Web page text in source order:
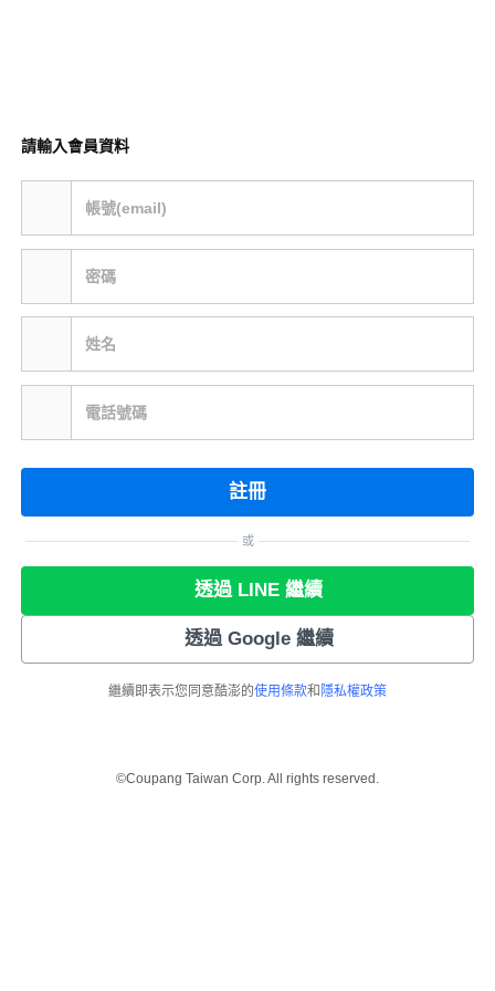
請輸入會員資料
帳號(email)
密碼
姓名
電話號碼
註冊
或
透過 LINE 繼續
透過 Google 繼續
繼續即表示您同意酷澎的使用條款和 隱私權政策
©Coupang Taiwan Corp. All rights reserved.